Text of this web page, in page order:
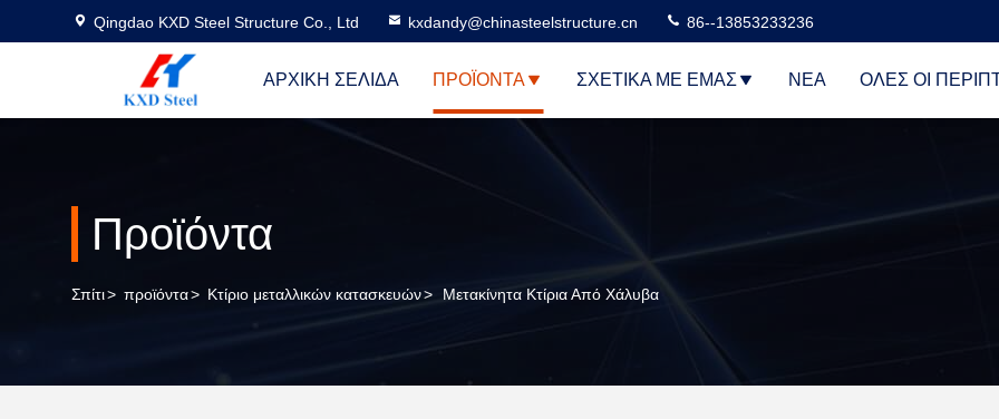
Qingdao KXD Steel Structure Co., Ltd kxdandy@chinasteelstructure.cn 86--13853233236
ΑΡΧΙΚΉ ΣΕΛΊΔΑ ΠΡΟΪΌΝΤΑ ΣΧΕΤΙΚΆ ΜΕ ΕΜΆΣ ΝΈΑ ΌΛΕΣ ΟΙ
Προϊόντα
Σπίτι> προϊόντα> Κτίριο μεταλλικών κατασκευών> Μετακίνητα Κτίρια Από Χάλυβα